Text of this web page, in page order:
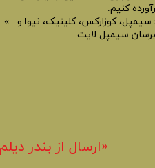
کنیم.
سیمپل، کوزارکس، کلینیک، نیوا و...»
سیمپل لایت
«​ارسال از بندر دیلم و شهر بهبهان»